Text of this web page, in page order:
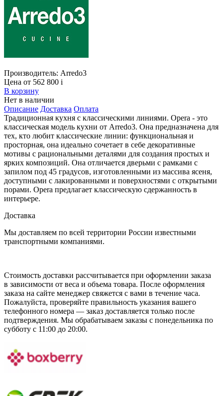
Производитель: Arredo3
Цена от 562 800 i
В корзину
Нет в наличии
Описание Доставка Оплата
Традиционная кухня с классическими линиями. Opera - это
классическая модель кухни от Arredo3. Она предназначена для
тех, кто любит классические линии: функциональная и
просторная, она идеально сочетает в себе декоративные
мотивы с рациональными деталями для создания простых и
ярких композиций. Она отличается дверьми с рамками с
запилом под 45 градусов, изготовленными из массива ясеня,
доступными с лакированными и поверхностями с открытыми
порами. Opera предлагает классическую сдержанность в
интерьере.
Доставка
Мы доставляем по всей территории России известными
транспортными компаниями.
Стоимость доставки рассчитывается при оформлении заказа
в зависимости от веса и объема товара. После оформления
заказа на сайте менеджер свяжется с вами в течение часа.
Пожалуйста, проверяйте правильность указания вашего
телефонного номера — заказ доставляется только после
подтверждения. Мы обрабатываем заказы с понедельника по
субботу с 11:00 до 20:00.